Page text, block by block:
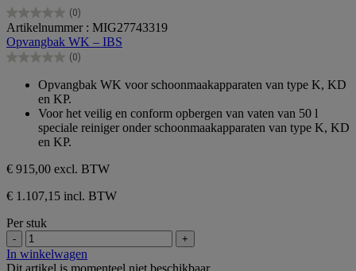
(0)
0.0
van
de
5
Artikelnummer : MIG27743319
Opvangbak WK – IBS
(0)
0.0
sterren.
Opvangbak WK voor schoonmaakapparaten van type K, KD
en KP.
Voor het veilig en conform opbergen van vaten van 50 l
speciale reiniger onder schoonmaakapparaten van type K, KD
en KP.
€ 915,00 excl. BTW
€ 1.107,15 incl. BTW
Per stuk
- +
In winkelwagen